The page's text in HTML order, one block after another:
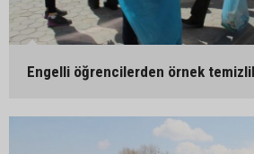
Engelli öğrencilerden örnek